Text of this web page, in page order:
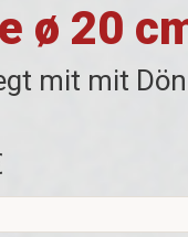
ø 20
mit mit